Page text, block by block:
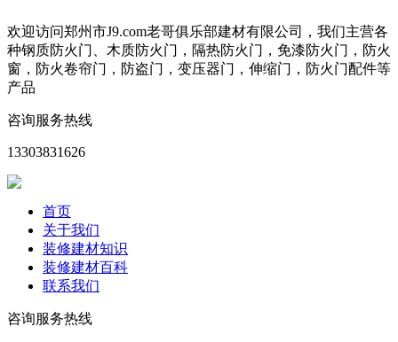
欢迎访问郑州市J9.com老哥俱乐部建材有限公司，我们主营各
种钢质防火门、木质防火门，隔热防火门，免漆防火门，防火
窗，防火卷帘门，防盗门，变压器门，伸缩门，防火门配件等
产品
咨询服务热线
13303831626
首页
关于我们
装修建材知识
装修建材百科
联系我们
咨询服务热线